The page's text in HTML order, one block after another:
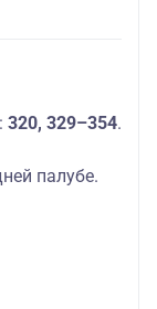
320, 329–354.
палубе.